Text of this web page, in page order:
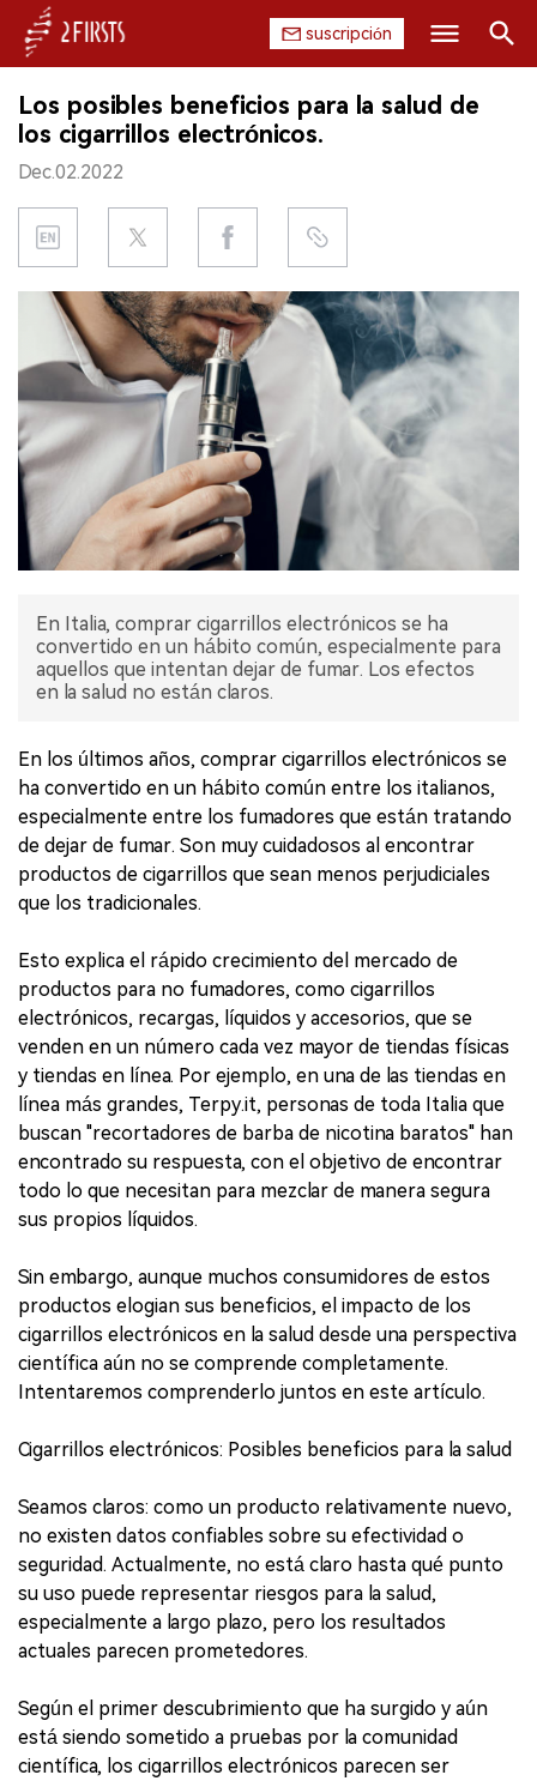
suscripción
INICIO
EMPRESA
PRODUCTO
REGULACIÓN
CHINA
DATOS
EXPOSICIÓN
ENTREVISTA
Buscar
Los posibles beneficios para la salud de
los cigarrillos electrónicos.
Dec.02.2022
En Italia, comprar cigarrillos electrónicos se ha
convertido en un hábito común, especialmente para
aquellos que intentan dejar de fumar. Los efectos
en la salud no están claros.
En los últimos años, comprar cigarrillos electrónicos se
ha convertido en un hábito común entre los italianos,
especialmente entre los fumadores que están tratando
de dejar de fumar. Son muy cuidadosos al encontrar
productos de cigarrillos que sean menos perjudiciales
que los tradicionales.
Esto explica el rápido crecimiento del mercado de
productos para no fumadores, como cigarrillos
electrónicos, recargas, líquidos y accesorios, que se
venden en un número cada vez mayor de tiendas físicas
y tiendas en línea. Por ejemplo, en una de las tiendas en
línea más grandes, Terpy.it, personas de toda Italia que
buscan "recortadores de barba de nicotina baratos" han
encontrado su respuesta, con el objetivo de encontrar
todo lo que necesitan para mezclar de manera segura
sus propios líquidos.
Sin embargo, aunque muchos consumidores de estos
productos elogian sus beneficios, el impacto de los
cigarrillos electrónicos en la salud desde una perspectiva
científica aún no se comprende completamente.
Intentaremos comprenderlo juntos en este artículo.
Cigarrillos electrónicos: Posibles beneficios para la salud
Seamos claros: como un producto relativamente nuevo,
no existen datos confiables sobre su efectividad o
seguridad. Actualmente, no está claro hasta qué punto
su uso puede representar riesgos para la salud,
especialmente a largo plazo, pero los resultados
actuales parecen prometedores.
Según el primer descubrimiento que ha surgido y aún
está siendo sometido a pruebas por la comunidad
científica, los cigarrillos electrónicos parecen ser